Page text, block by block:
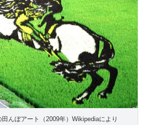
んぼアート（2009年）Wikipediaにより